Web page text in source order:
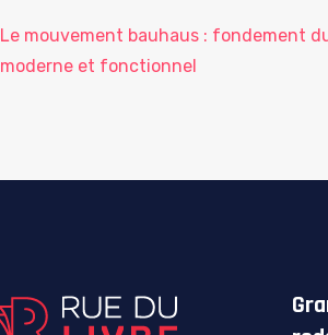
Le mouvement bauhaus : fondement
moderne et fonctionnel